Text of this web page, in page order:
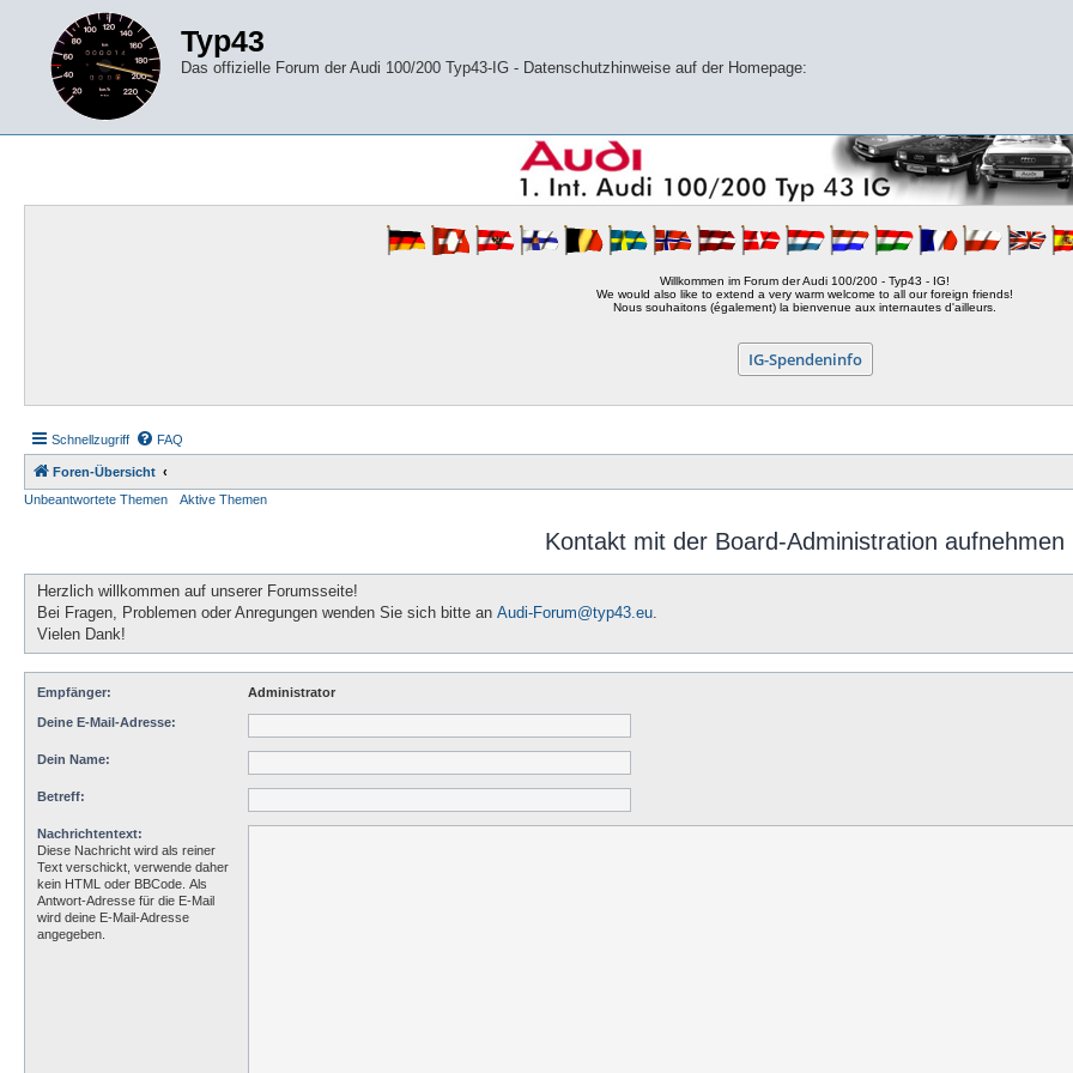
Typ43
Das offizielle Forum der Audi 100/200 Typ43-IG - Datenschutzhinweise auf der Homepage:
Willkommen im Forum der Audi 100/200 - Typ43 - IG!
We would also like to extend a very warm welcome to all our foreign friends!
Nous souhaitons (également) la bienvenue aux internautes d'ailleurs.
IG-Spendeninfo
Schnellzugriff FAQ
Foren-Übersicht
Unbeantwortete Themen
Aktive Themen
Kontakt mit der Board-Administration aufnehmen
Herzlich willkommen auf unserer Forumsseite!
Bei Fragen, Problemen oder Anregungen wenden Sie sich bitte an Audi-Forum@typ43.eu.
Vielen Dank!
Empfänger: Administrator
Deine E-Mail-Adresse:
Dein Name:
Betreff:
Nachrichtentext:
Diese Nachricht wird als reiner
Text verschickt, verwende daher
kein HTML oder BBCode. Als
Antwort-Adresse für die E-Mail
wird deine E-Mail-Adresse
angegeben.